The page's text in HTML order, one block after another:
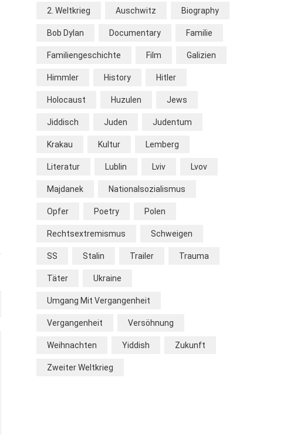
2. Weltkrieg Auschwitz Biography
Bob Dylan Documentary Familie
Familiengeschichte Film Galizien
Himmler History Hitler
Holocaust Huzulen Jews
Jiddisch Juden Judentum
Krakau Kultur Lemberg
Literatur Lublin Lviv Lvov
Majdanek Nationalsozialismus
Opfer Poetry Polen
Rechtsextremismus Schweigen
SS Stalin Trailer Trauma
Täter Ukraine
Umgang Mit Vergangenheit
Vergangenheit Versöhnung
Weihnachten Yiddish Zukunft
Zweiter Weltkrieg